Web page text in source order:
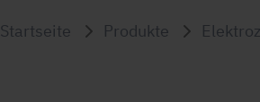
Startseite Produkte